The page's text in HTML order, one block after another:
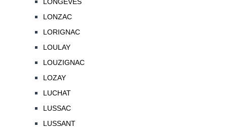
LONGEVES
LONZAC
LORIGNAC
LOULAY
LOUZIGNAC
LOZAY
LUCHAT
LUSSAC
LUSSANT